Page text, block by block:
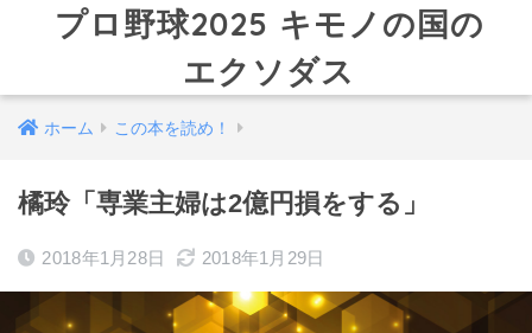
プロ野球2025 キモノの国の
エクソダス
ホーム この本を読め！
橘玲「専業主婦は2億円損をする」
2018年1月28日 2018年1月29日